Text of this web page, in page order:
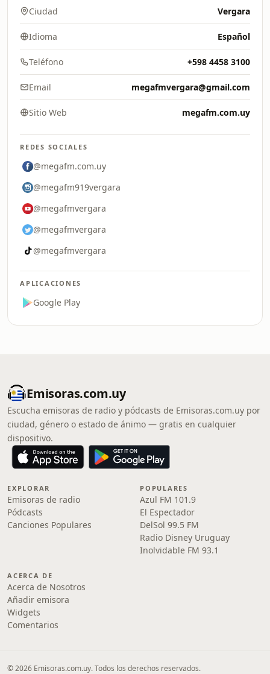
Ciudad Vergara
Idioma Español
Teléfono +598 4458 3100
Email megafmvergara@gmail.com
Sitio Web megafm.com.uy
REDES SOCIALES
@megafm.com.uy
@megafm919vergara
@megafmvergara
@megafmvergara
@megafmvergara
APLICACIONES
Google Play
Emisoras.com.uy
Escucha emisoras de radio y pódcasts de Emisoras.com.uy por
ciudad, género o estado de ánimo — gratis en cualquier
dispositivo.
EXPLORAR
Emisoras de radio
Pódcasts
Canciones Populares
POPULARES
Azul FM 101.9
El Espectador
DelSol 99.5 FM
Radio Disney Uruguay
Inolvidable FM 93.1
ACERCA DE
Acerca de Nosotros
Añadir emisora
Widgets
Comentarios
© 2026 Emisoras.com.uy. Todos los derechos reservados.